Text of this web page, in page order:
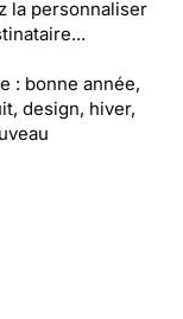
la personnaliser
: bonne année,
design, hiver,